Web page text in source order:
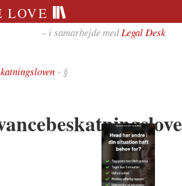
LOVE
– i samarbejde medLegal Desk
› §